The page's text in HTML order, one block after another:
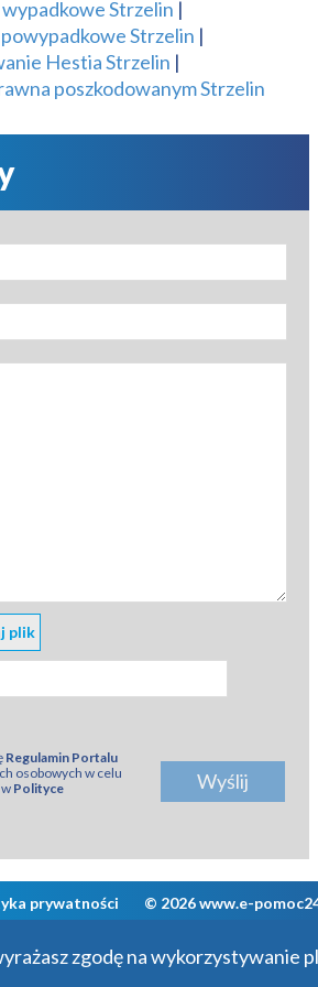
Strzelin |
Strzelin |
Hestia Strzelin |
poszkodowanym Strzelin
Regulamin Portalu
osobowych w celu
Polityce
prywatności © 2026 www.e-
zgodę na wykorzystywanie